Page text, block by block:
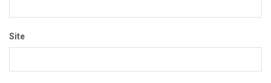
Site